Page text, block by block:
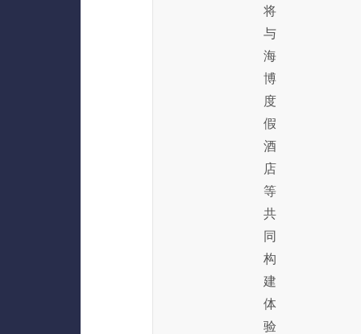
将
与
海
博
度
假
酒
店
等
共
同
构
建
体
验